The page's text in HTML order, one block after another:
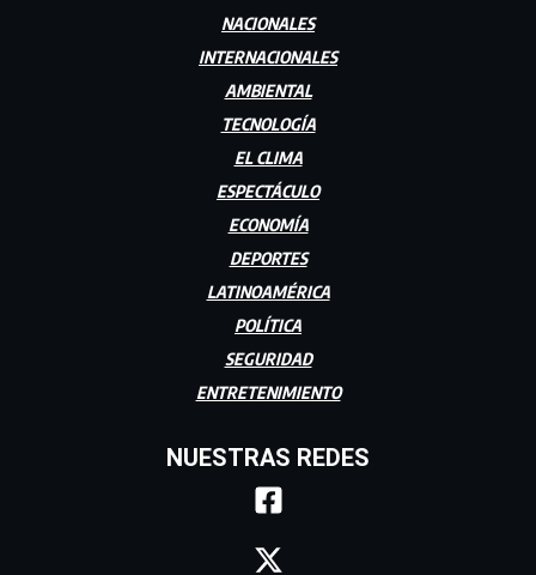
NACIONALES
INTERNACIONALES
AMBIENTAL
TECNOLOGÍA
EL CLIMA
ESPECTÁCULO
ECONOMÍA
DEPORTES
LATINOAMÉRICA
POLÍTICA
SEGURIDAD
ENTRETENIMIENTO
NUESTRAS REDES